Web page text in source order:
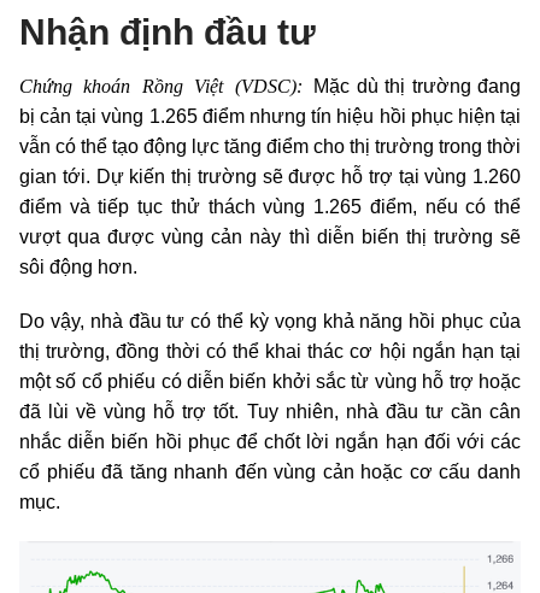
Nhận định đầu tư
Chứng khoán Rồng Việt (VDSC):
Mặc dù thị trường đang
bị cản tại vùng 1.265 điểm nhưng tín hiệu hồi phục hiện tại
vẫn có thể tạo động lực tăng điểm cho thị trường trong thời
gian tới. Dự kiến thị trường sẽ được hỗ trợ tại vùng 1.260
điểm và tiếp tục thử thách vùng 1.265 điểm, nếu có thể
vượt qua được vùng cản này thì diễn biến thị trường sẽ
sôi động hơn.
Do vậy, nhà đầu tư có thể kỳ vọng khả năng hồi phục của
thị trường, đồng thời có thể khai thác cơ hội ngắn hạn tại
một số cổ phiếu có diễn biến khởi sắc từ vùng hỗ trợ hoặc
đã lùi về vùng hỗ trợ tốt. Tuy nhiên, nhà đầu tư cần cân
nhắc diễn biến hồi phục để chốt lời ngắn hạn đối với các
cổ phiếu đã tăng nhanh đến vùng cản hoặc cơ cấu danh
mục.